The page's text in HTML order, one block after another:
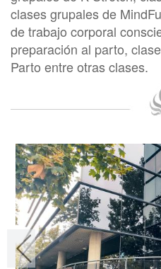
clases grupales de
de trabajo corporal
preparación al parto,
Parto entre otras clases.